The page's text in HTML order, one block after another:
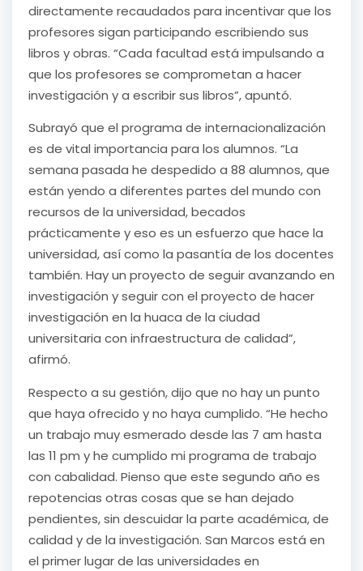
directamente recaudados para incentivar que los
profesores sigan participando escribiendo sus
libros y obras. “Cada facultad está impulsando a
que los profesores se comprometan a hacer
investigación y a escribir sus libros”, apuntó.
Subrayó que el programa de internacionalización
es de vital importancia para los alumnos. “La
semana pasada he despedido a 88 alumnos, que
están yendo a diferentes partes del mundo con
recursos de la universidad, becados
prácticamente y eso es un esfuerzo que hace la
universidad, así como la pasantía de los docentes
también. Hay un proyecto de seguir avanzando en
investigación y seguir con el proyecto de hacer
investigación en la huaca de la ciudad
universitaria con infraestructura de calidad”,
afirmó.
Respecto a su gestión, dijo que no hay un punto
que haya ofrecido y no haya cumplido. “He hecho
un trabajo muy esmerado desde las 7 am hasta
las 11 pm y he cumplido mi programa de trabajo
con cabalidad. Pienso que este segundo año es
repotencias otras cosas que se han dejado
pendientes, sin descuidar la parte académica, de
calidad y de la investigación. San Marcos está en
el primer lugar de las universidades en